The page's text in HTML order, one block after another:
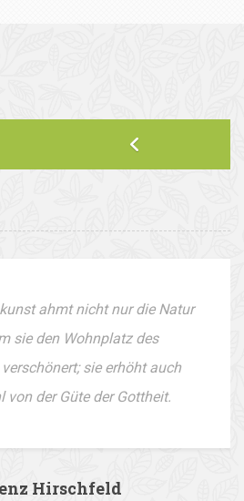
ahmt nicht nur die Natur
sie den Wohnplatz des
sie erhöht auch
von der Güte der Gottheit.
Hirschfeld